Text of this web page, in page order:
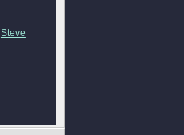
Steve